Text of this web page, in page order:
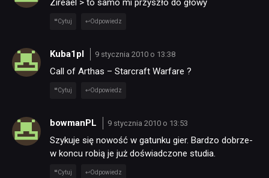
NEWSY
RECENZJE
Zireael > to samo mi przyszło do głowy
Cytuj Odpowiedz
Kuba1pl 9 stycznia 2010 o 13:38
Call of Arthas – Starcraft Warfare ?
Cytuj Odpowiedz
bowmanPL 9 stycznia 2010 o 13:53
Szykuje się nowość w gatunku gier. Bardzo dobrze-
w koncu robią je już doświadczone studia.
Cytuj Odpowiedz